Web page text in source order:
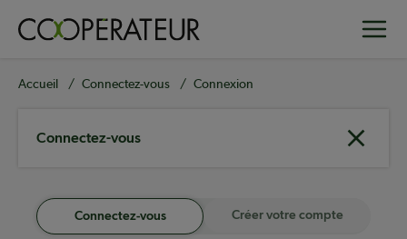
principal
Fil
Accueil Connectez-vous Connexion
Connectez-vous
Connectez-vous Créer votre compte